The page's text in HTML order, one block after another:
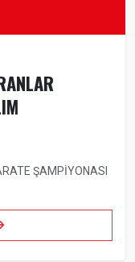
ŞAMPİYONASI